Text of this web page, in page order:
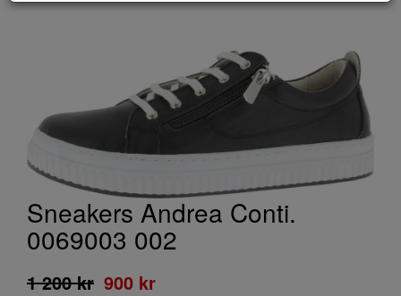
Sneakers Andrea Conti.
0069003 002
1 200 kr 900 kr